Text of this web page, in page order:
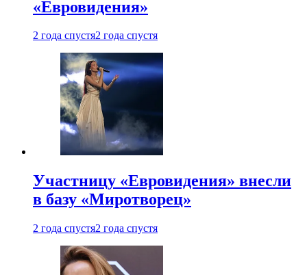
«Евровидения»
2 года спустя2 года спустя
Участницу «Евровидения» внесли
в базу «Миротворец»
2 года спустя2 года спустя